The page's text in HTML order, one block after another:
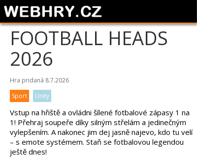
FOOTBALL HEADS
2026
Hra pridaná 8.7.2026
Sport
Unity
Vstup na hřiště a ovládni šílené fotbalové zápasy 1 na
1! Přehraj soupeře díky silným střelám a jedinečným
vylepšením. A nakonec jim dej jasně najevo, kdo tu velí
– s emote systémem. Staň se fotbalovou legendou
ještě dnes!